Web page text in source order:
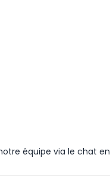
équipe via le chat en